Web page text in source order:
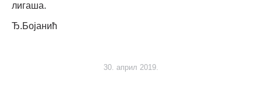
лигаша.
Ђ.Бојанић
30. април 2019.